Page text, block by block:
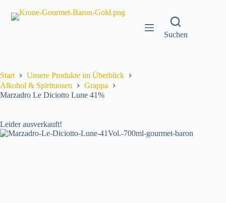
Inhalt
springen
Suchen
Start
Unsere Produkte im Überblick
Alkohol & Spirituosen
Grappa
Marzadro Le Diciotto Lune 41%
Leider ausverkauft!